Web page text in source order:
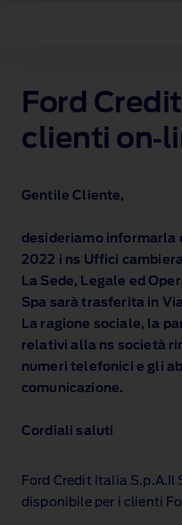
Ford
clienti
Gentile Cliente,
desideriamo informarla
2022 i ns Uffici
La Sede, Legale ed
Spa sarà trasferita in
La ragione sociale, la
relativi alla ns società
numeri telefonici e gli
comunicazione.
Cordiali saluti
Ford Credit Italia S.p.A.Il
disponibile per i clienti